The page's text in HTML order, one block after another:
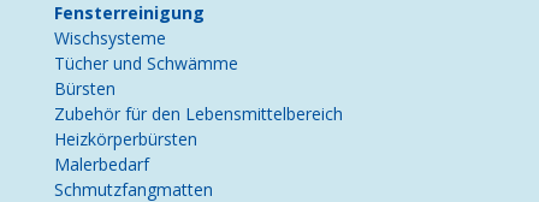
Fensterreinigung
Wischsysteme
Tücher und Schwämme
Bürsten
Zubehör für den Lebensmittelbereich
Heizkörperbürsten
Malerbedarf
Schmutzfangmatten